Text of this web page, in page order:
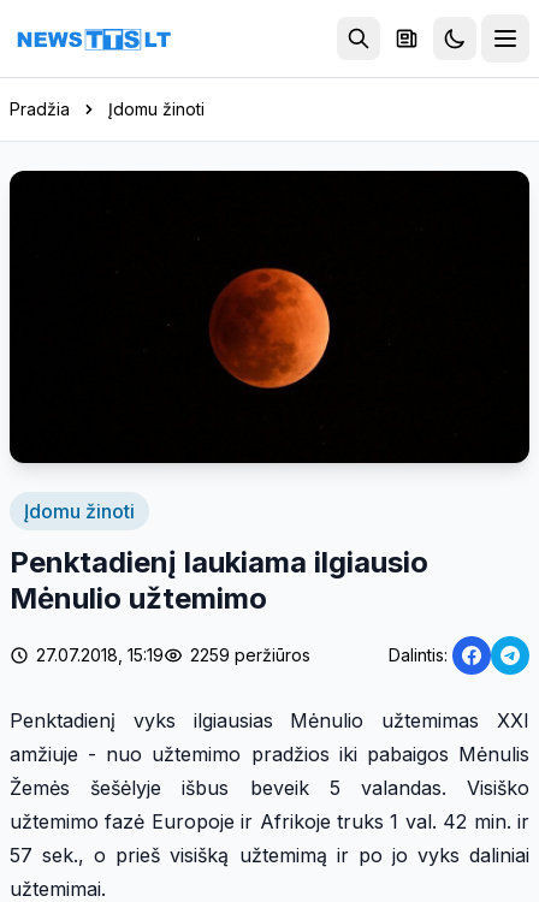
Eiti į turinį
Pradžia Įdomu žinoti
Įdomu žinoti
Penktadienį laukiama ilgiausio
Mėnulio užtemimo
27.07.2018, 15:19 2259 peržiūros Dalintis:
Penktadienį vyks ilgiausias Mėnulio užtemimas XXI
amžiuje - nuo užtemimo pradžios iki pabaigos Mėnulis
Žemės šešėlyje išbus beveik 5 valandas. Visiško
užtemimo fazė Europoje ir Afrikoje truks 1 val. 42 min. ir
57 sek., o prieš visišką užtemimą ir po jo vyks daliniai
užtemimai.